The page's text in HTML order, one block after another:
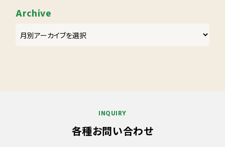
Archive
INQUIRY
各種お問い合わせ